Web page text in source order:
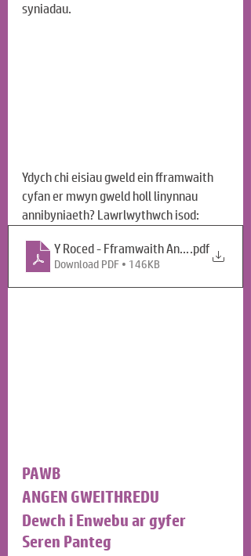
syniadau.
Ydych chi eisiau gweld ein fframwaith
cyfan er mwyn gweld holl linynnau
annibyniaeth? Lawrlwythwch isod:
Y Roced - Fframwaith Annibyniaeth
.pdf
Download PDF • 146KB
PAWB
ANGEN GWEITHREDU
Dewch i Enwebu ar gyfer
Seren Panteg